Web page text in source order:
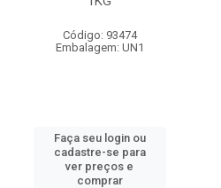
Código: 93474
Embalagem: UN1
Faça seu login ou
cadastre-se para
ver preços e
comprar